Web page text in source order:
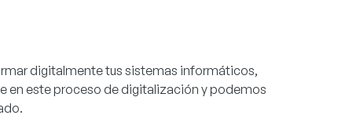
digitalmente tus sistemas informáticos,
en este proceso de digitalización y podemos